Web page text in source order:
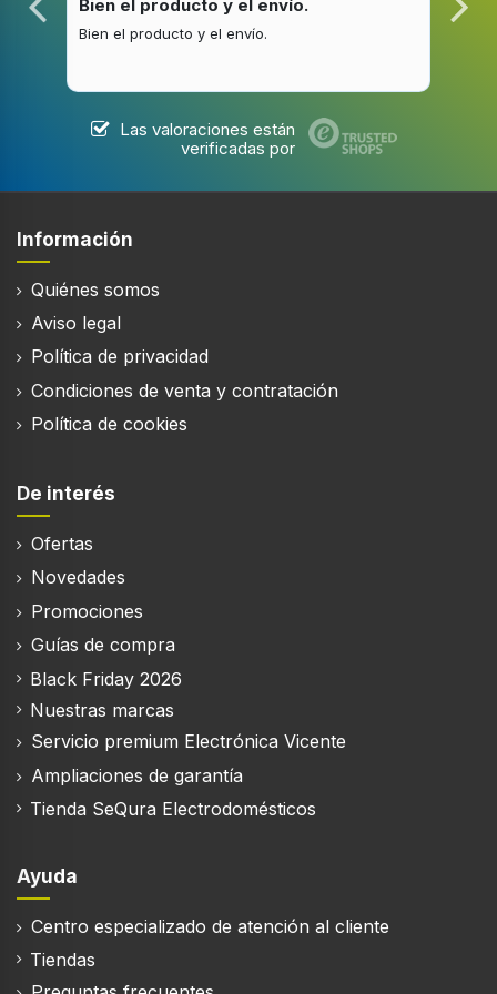
Capacidad nominal (lavado)
180 min
420 min
Programas de lavado
Intensivo/exteriores, Rápido, Deporte, Vapor,
Programas de secado
Sintético
6 kg
Programación diferida
Clase de emisión de ruido
A
Nivel de ruido (spin)
Máxima velocidad de centrifugado
1400 RPM
Drum Clean
Ergonomía
Bien el producto y el envío.
Bien el producto y el envío.
Las valoraciones están
verificadas por
Información
Quiénes somos
Aviso legal
Política de privacidad
Condiciones de venta y contratación
Política de cookies
De interés
Ofertas
Novedades
Promociones
Guías de compra
Black Friday 2026
Nuestras marcas
Servicio premium Electrónica Vicente
Ampliaciones de garantía
Tienda SeQura Electrodomésticos
Ayuda
Centro especializado de atención al cliente
Tiendas